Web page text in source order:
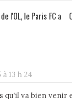
l'OL, le Paris FC a
13 h 24
qu'il va bien